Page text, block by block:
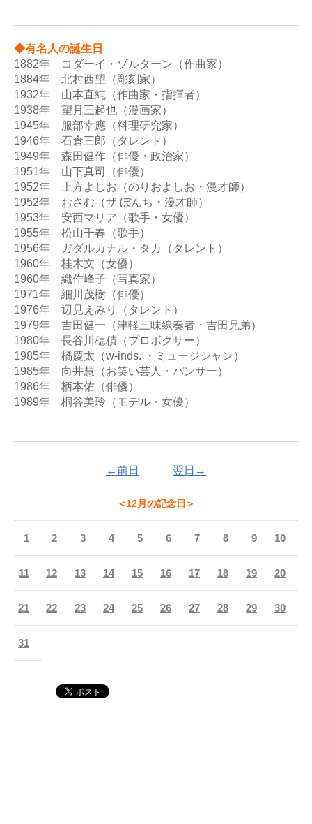
◆有名人の誕生日
1882年　コダーイ・ゾルターン（作曲家）
1884年　北村西望（彫刻家）
1932年　山本直純（作曲家・指揮者）
1938年　望月三起也（漫画家）
1945年　服部幸應（料理研究家）
1946年　石倉三郎（タレント）
1949年　森田健作（俳優・政治家）
1951年　山下真司（俳優）
1952年　上方よしお（のりおよしお・漫才師）
1952年　おさむ（ザ ぼんち・漫才師）
1953年　安西マリア（歌手・女優）
1955年　松山千春（歌手）
1956年　ガダルカナル・タカ（タレント）
1960年　桂木文（女優）
1960年　織作峰子（写真家）
1971年　細川茂樹（俳優）
1976年　辺見えみり（タレント）
1979年　吉田健一（津軽三味線奏者・吉田兄弟）
1980年　長谷川穂積（プロボクサー）
1985年　橘慶太（w-inds. ・ミュージシャン）
1985年　向井慧（お笑い芸人・パンサー）
1986年　柄本佑（俳優）
1989年　桐谷美玲（モデル・女優）
←前日 翌日→
＜12月の記念日＞
1 2 3 4 5 6 7 8 9 10
11 12 13 14 15 16 17 18 19 20
21 22 23 24 25 26 27 28 29 30
31